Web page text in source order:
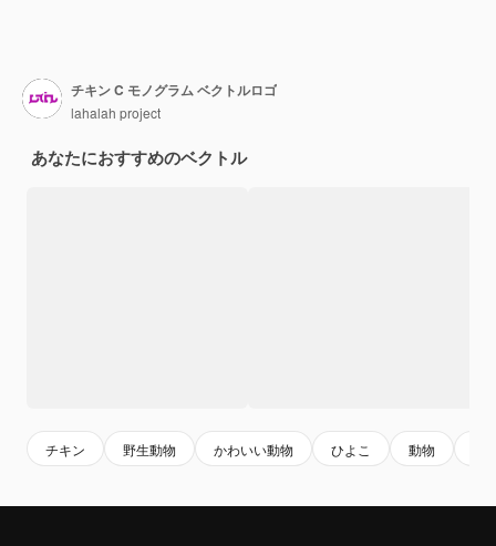
チキン C モノグラム ベクトルロゴ
lahalah project
あなたにおすすめのベクトル
チキン 野生動物 かわいい動物 ひよこ 動物